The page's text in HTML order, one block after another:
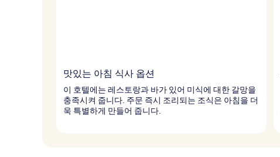
맛있는 아침 식사 옵션
이 호텔에는 레스토랑과 바가 있어 미식에 대한 갈망을
충족시켜 줍니다. 주문 즉시 조리되는 조식은 아침을 더
욱 특별하게 만들어 줍니다.